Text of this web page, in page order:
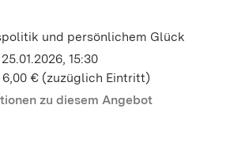
und persönlichem Glück
15:30
6,00 € (zuzüglich Eintritt)
zu diesem Angebot